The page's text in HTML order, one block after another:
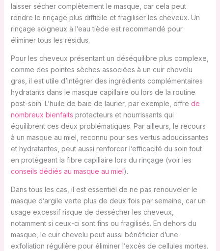
laisser sécher complètement le masque, car cela peut
rendre le rinçage plus difficile et fragiliser les cheveux. Un
rinçage soigneux à l’eau tiède est recommandé pour
éliminer tous les résidus.
Pour les cheveux présentant un déséquilibre plus complexe,
comme des pointes sèches associées à un cuir chevelu
gras, il est utile d’intégrer des ingrédients complémentaires
hydratants dans le masque capillaire ou lors de la routine
post-soin. L’huile de baie de laurier, par exemple, offre de
nombreux bienfaits protecteurs et nourrissants qui
équilibrent ces deux problématiques. Par ailleurs, le recours
à un masque au miel, reconnu pour ses vertus adoucissantes
et hydratantes, peut aussi renforcer l’efficacité du soin tout
en protégeant la fibre capillaire lors du rinçage (voir les
conseils dédiés au masque au miel).
Dans tous les cas, il est essentiel de ne pas renouveler le
masque d’argile verte plus de deux fois par semaine, car un
usage excessif risque de dessécher les cheveux,
notamment si ceux-ci sont fins ou fragilisés. En dehors du
masque, le cuir chevelu peut aussi bénéficier d’une
exfoliation régulière pour éliminer l’excès de cellules mortes.